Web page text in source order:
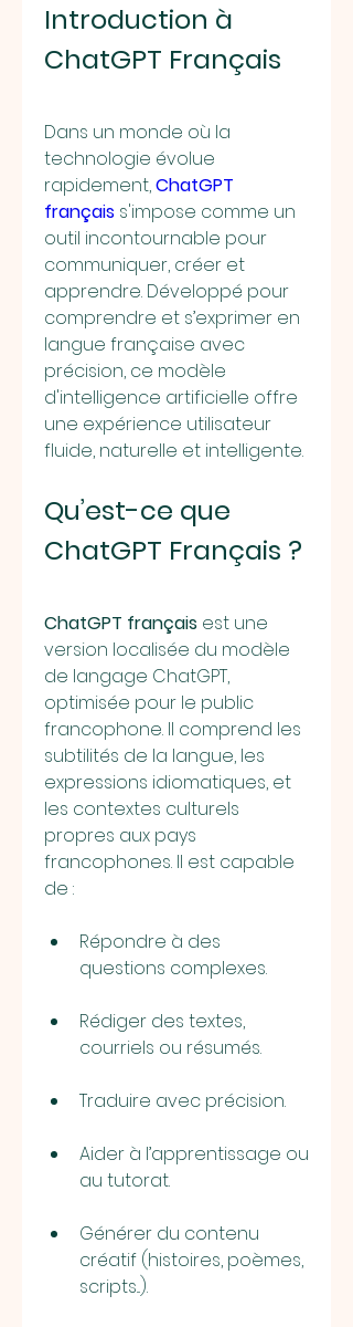
Introduction à
ChatGPT Français
Dans un monde où la
technologie évolue
rapidement, ChatGPT
français s'impose comme un
outil incontournable pour
communiquer, créer et
apprendre. Développé pour
comprendre et s’exprimer en
langue française avec
précision, ce modèle
d'intelligence artificielle offre
une expérience utilisateur
fluide, naturelle et intelligente.
Qu’est-ce que
ChatGPT Français ?
ChatGPT français est une
version localisée du modèle
de langage ChatGPT,
optimisée pour le public
francophone. Il comprend les
subtilités de la langue, les
expressions idiomatiques, et
les contextes culturels
propres aux pays
francophones. Il est capable
de :
Répondre à des
questions complexes.
Rédiger des textes,
courriels ou résumés.
Traduire avec précision.
Aider à l’apprentissage ou
au tutorat.
Générer du contenu
créatif (histoires, poèmes,
scripts...).